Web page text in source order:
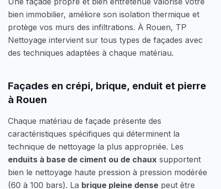
bien immobilier, améliore son isolation thermique et
protège vos murs des infiltrations. À Rouen, TP
Nettoyage intervient sur tous types de façades avec
des techniques adaptées à chaque matériau.
Façades en crépi, brique, enduit et pierre
à Rouen
Chaque matériau de façade présente des
caractéristiques spécifiques qui déterminent la
technique de nettoyage la plus appropriée. Les
enduits à base de ciment ou de chaux supportent
bien le nettoyage haute pression à pression modérée
(60 à 100 bars). La brique pleine dense peut être